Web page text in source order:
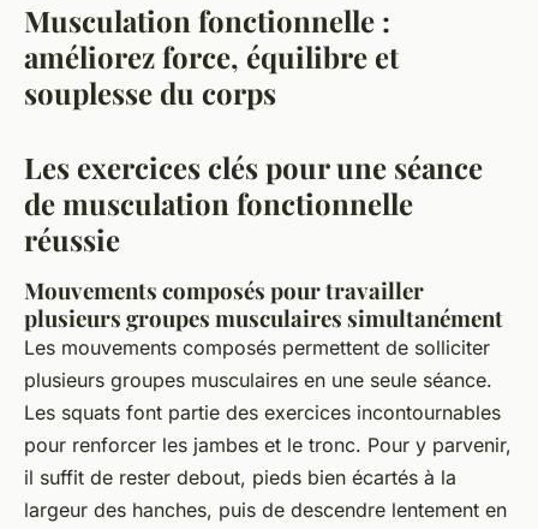
Musculation fonctionnelle :
améliorez force, équilibre et
souplesse du corps
Les exercices clés pour une séance
de musculation fonctionnelle
réussie
Mouvements composés pour travailler
plusieurs groupes musculaires simultanément
Les mouvements composés permettent de solliciter
plusieurs groupes musculaires en une seule séance.
Les squats font partie des exercices incontournables
pour renforcer les jambes et le tronc. Pour y parvenir,
il suffit de rester debout, pieds bien écartés à la
largeur des hanches, puis de descendre lentement en